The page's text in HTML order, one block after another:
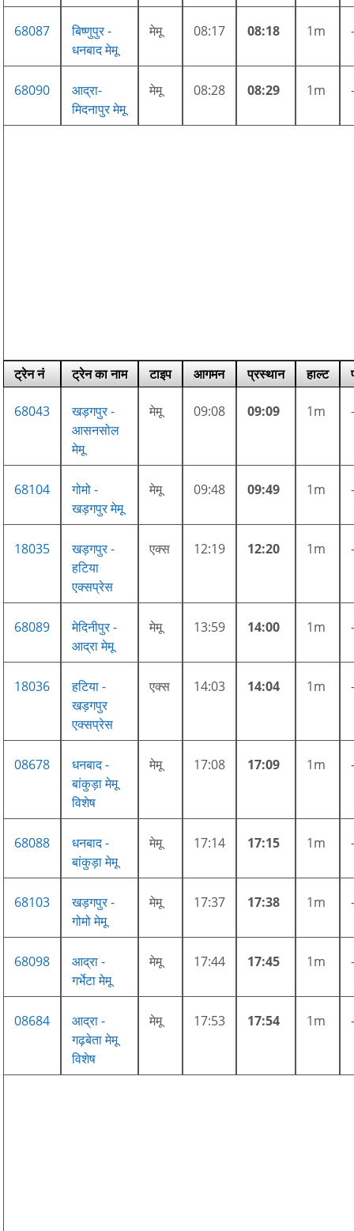
68087
बिष्णुपुर -
धनबाद मेमू
मेमू 08:17 08:18 1m
68090
आद्रा-
मिदनापुर मेमू
मेमू 08:28 08:29 1m
ट्रेन नं ट्रेन का नाम टाइप आगमन प्रस्थान हाल्ट
68043
खड़गपुर -
आसनसोल
मेमू
मेमू 09:08 09:09 1m
68104
गोमो -
खड़गपुर मेमू
मेमू 09:48 09:49 1m
18035
खड़गपुर -
हटिया
एक्सप्रेस
एक्स 12:19 12:20 1m
68089
मेदिनीपुर -
आद्रा मेमू
मेमू 13:59 14:00 1m
18036
हटिया -
खड़गपुर
एक्सप्रेस
एक्स 14:03 14:04 1m
08678
धनबाद -
बांकुड़ा मेमू
विशेष
मेमू 17:08 17:09 1m
68088
धनबाद -
बांकुड़ा मेमू
मेमू 17:14 17:15 1m
68103
खड़गपुर -
गोमो मेमू
मेमू 17:37 17:38 1m
68098
आद्रा -
गर्भेटा मेमू
मेमू 17:44 17:45 1m
08684
आद्रा -
गढ़बेता मेमू
विशेष
मेमू 17:53 17:54 1m